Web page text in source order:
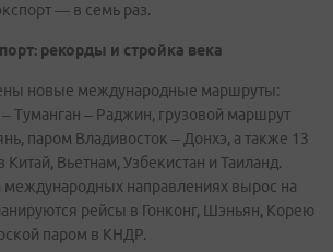
— в семь раз.
рекорды и стройка века
новые международные маршруты:
Туманган – Раджин, грузовой маршрут
паром Владивосток – Донхэ, а также 13
Вьетнам, Узбекистан и Таиланд.
международных направлениях вырос на
рейсы в Гонконг, Шэньян, Корею
паром в КНДР.